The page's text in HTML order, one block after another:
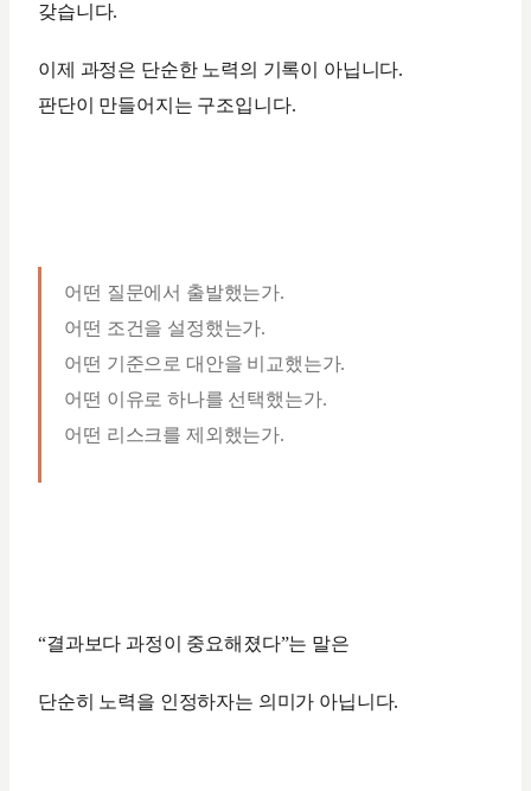
갖습니다.
이제 과정은 단순한 노력의 기록이 아닙니다.
판단이 만들어지는 구조입니다.
어떤 질문에서 출발했는가.
어떤 조건을 설정했는가.
어떤 기준으로 대안을 비교했는가.
어떤 이유로 하나를 선택했는가.
어떤 리스크를 제외했는가.
“결과보다 과정이 중요해졌다”는 말은
단순히 노력을 인정하자는 의미가 아닙니다.